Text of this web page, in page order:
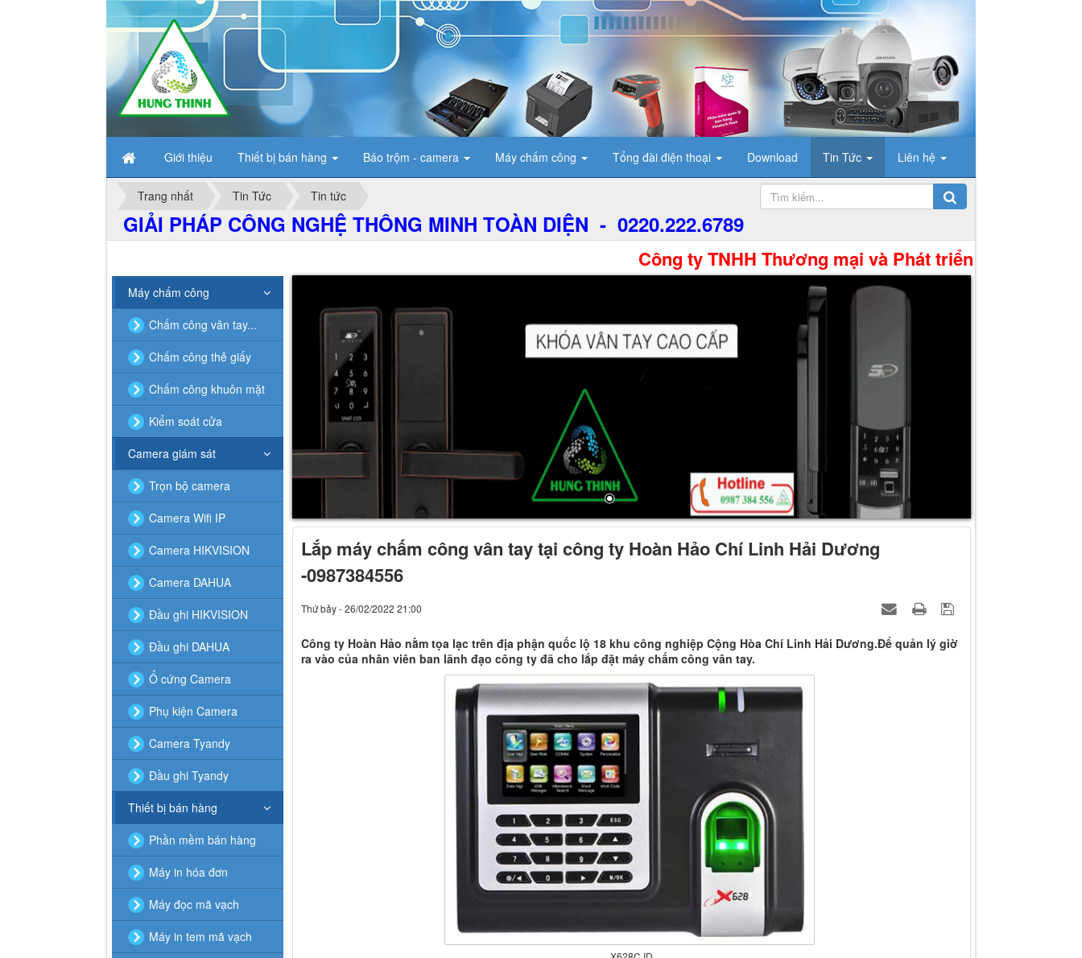
Giới thiệu Thiết bị bán hàng Báo trộm - camera Máy chấm công Tổng đài điện thoại Download Tin Tức Liên hệ
Trang nhất Tin Tức Tin tức
GIẢI PHÁP CÔNG NGHỆ THÔNG MINH TOÀN DIỆN - 0220.222.6789
Công ty TNHH Thương mại và Phát triển Công Nghệ Hưng
Lắp máy chấm công vân tay tại công ty Hoàn Hảo Chí Linh Hải Dương
-0987384556
Thứ bảy - 26/02/2022 21:00
Công ty Hoàn Hảo nằm tọa lạc trên địa phận quốc lộ 18 khu công nghiệp Cộng Hòa Chí Linh Hải Dương.Để quản lý giờ
ra vào của nhân viên ban lãnh đạo công ty đã cho lắp đặt máy chấm công vân tay.
Máy chấm công
Chấm công vân tay...
Chấm công thẻ giấy
Chấm công khuôn mặt
Kiểm soát cửa
Camera giám sát
Trọn bộ camera
Camera Wifi IP
Camera HIKVISION
Camera DAHUA
Đầu ghi HIKVISION
Đầu ghi DAHUA
Ổ cứng Camera
Phụ kiện Camera
Camera Tyandy
Đầu ghi Tyandy
Thiết bị bán hàng
Phần mềm bán hàng
Máy in hóa đơn
Máy đọc mã vạch
Máy in tem mã vạch